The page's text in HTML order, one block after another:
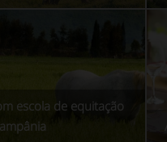
escola de equitação